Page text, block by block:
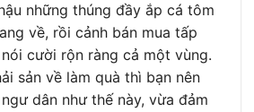
những thúng đầy ắp cá tôm
về, rồi cảnh bán mua tấp
cười rộn ràng cả một vùng.
sản về làm quà thì bạn nên
dân như thế này, vừa đảm